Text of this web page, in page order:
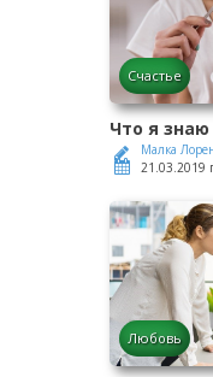
Счастье
Что я
Малка
21.03.2019
Любовь